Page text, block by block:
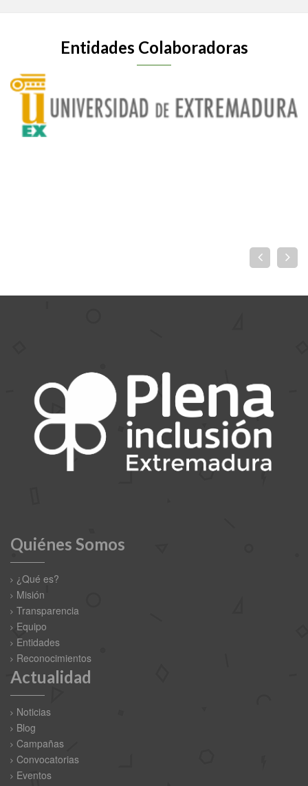
Entidades Colaboradoras
Quiénes Somos
¿Qué es?
Misión
Transparencia
Equipo
Entidades
Reconocimientos
Actualidad
Noticias
Blog
Campañas
Convocatorias
Eventos